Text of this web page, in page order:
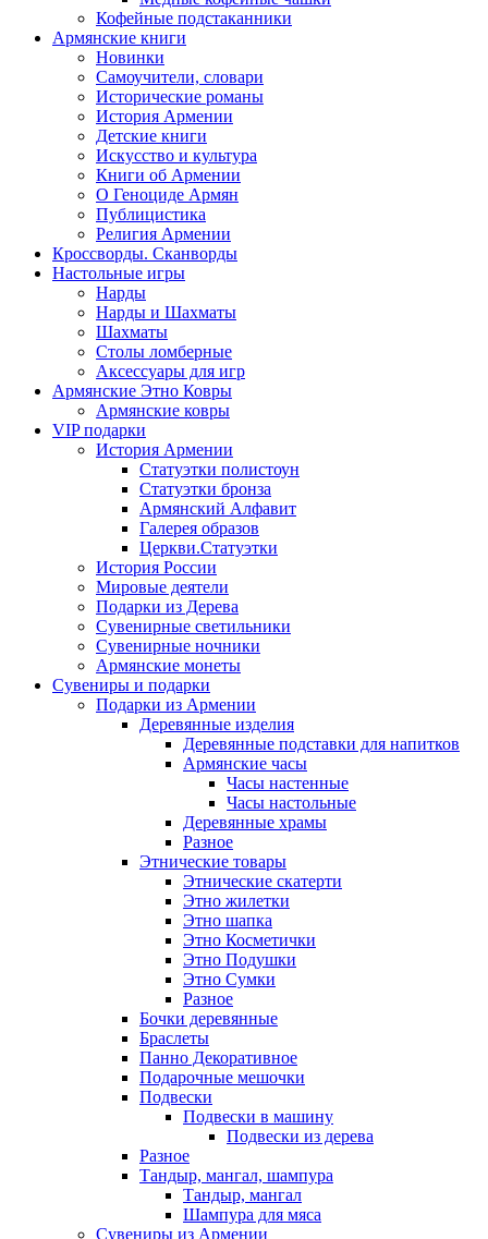
Кофейные подстаканники
Армянские книги
Новинки
Самоучители, словари
Исторические романы
История Армении
Детские книги
Иcкусство и культура
Книги об Армении
О Геноциде Армян
Публицистика
Религия Армении
Кроссворды. Сканворды
Настольные игры
Нарды
Нарды и Шахматы
Шахматы
Столы ломберные
Аксессуары для игр
Армянские Этно Ковры
Армянские ковры
VIP подарки
История Армении
Статуэтки полистоун
Статуэтки бронза
Армянский Алфавит
Галерея образов
Церкви.Статуэтки
История России
Мировые деятели
Подарки из Дерева
Сувенирные светильники
Сувенирные ночники
Армянские монеты
Сувениры и подарки
Подарки из Армении
Деревянные изделия
Деревянные подставки для напитков
Армянские часы
Часы настенные
Часы настольные
Деревянные храмы
Разное
Этнические товары
Этнические скатерти
Этно жилетки
Этно шапка
Этно Косметички
Этно Подушки
Этно Сумки
Разное
Бочки деревянные
Браслеты
Панно Декоративное
Подарочные мешочки
Подвески
Подвески в машину
Подвески из дерева
Разное
Тандыр, мангал, шампура
Тандыр, мангал
Шампура для мяса
Сувениры из Армении